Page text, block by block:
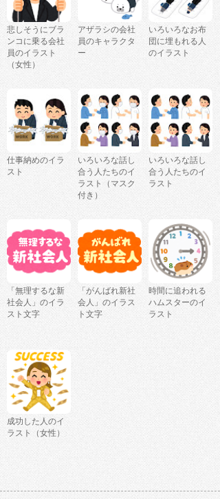
悲しそうにブラ
ンコに乗る会社
員のイラスト
（女性）
アザラシの会社
員のキャラクタ
ー
いろいろなお布
団に埋もれる人
のイラスト
仕事納めのイラ
スト
いろいろな話し
合う人たちのイ
ラスト（マスク
付き）
いろいろな話し
合う人たちのイ
ラスト
「無理するな新
社会人」のイラ
スト文字
「がんばれ新社
会人」のイラス
ト文字
時間に追われる
ハムスターのイ
ラスト
成功した人のイ
ラスト（女性）